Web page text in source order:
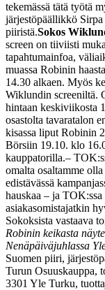
tekemässä tätä työtä
järjestöpäällikkö
piiristä.Sokos
screen on tiiviisti
tapahtumainfoa,
muassa Robinin
14.30 alkaen. Myös
Wiklundin screeniltä.
hintaan keskiviikosta
osastolta tavaratalon
kisassa liput Robinin
Börsiin 19.10. klo
kauppatorilla.–
omalta osaltamme
edistävässä
hauskaa – ja TOK:ssa
asiakasomistajatkin
Sokoksista vastaava
Robinin keikasta
Nenäpäiväjuhlassa
Suomen piiri,
Turun Osuuskauppa,
3301 Yle Turku,